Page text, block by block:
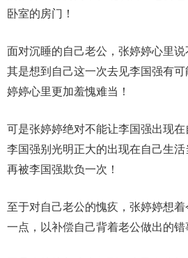
卧室的房门！
面对沉睡的自己老公，张婷婷心里
其是想到自己这一次去见李国强有
婷婷心里更加羞愧难当！
可是张婷婷绝对不能让李国强出现
李国强别光明正大的出现在自己生
再被李国强欺负一次！
至于对自己老公的愧疚，张婷婷想
一点，以补偿自己背着老公做出的错